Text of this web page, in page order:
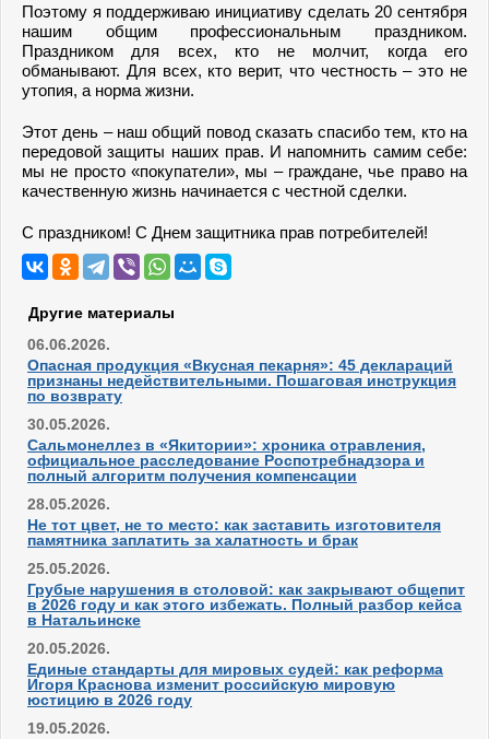
Поэтому я поддерживаю инициативу сделать 20 сентября
нашим общим профессиональным праздником.
Праздником для всех, кто не молчит, когда его
обманывают. Для всех, кто верит, что честность – это не
утопия, а норма жизни.
Этот день – наш общий повод сказать спасибо тем, кто на
передовой защиты наших прав. И напомнить самим себе:
мы не просто «покупатели», мы – граждане, чье право на
качественную жизнь начинается с честной сделки.
С праздником! С Днем защитника прав потребителей!
Другие материалы
06.06.2026.
Опасная продукция «Вкусная пекарня»: 45 деклараций
признаны недействительными. Пошаговая инструкция
по возврату
30.05.2026.
Сальмонеллез в «Якитории»: хроника отравления,
официальное расследование Роспотребнадзора и
полный алгоритм получения компенсации
28.05.2026.
Не тот цвет, не то место: как заставить изготовителя
памятника заплатить за халатность и брак
25.05.2026.
Грубые нарушения в столовой: как закрывают общепит
в 2026 году и как этого избежать. Полный разбор кейса
в Натальинске
20.05.2026.
Единые стандарты для мировых судей: как реформа
Игоря Краснова изменит российскую мировую
юстицию в 2026 году
19.05.2026.